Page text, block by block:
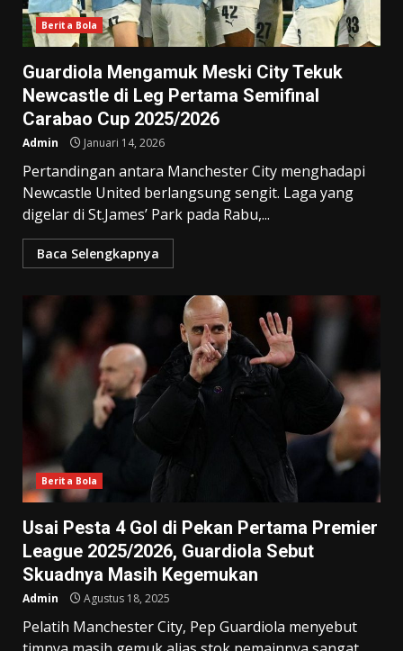
Berita Bola
Guardiola Mengamuk Meski City Tekuk
Newcastle di Leg Pertama Semifinal
Carabao Cup 2025/2026
Admin Januari 14, 2026
Pertandingan antara Manchester City menghadapi
Newcastle United berlangsung sengit. Laga yang
digelar di St.James’ Park pada Rabu,...
Baca Selengkapnya
Berita Bola
Usai Pesta 4 Gol di Pekan Pertama Premier
League 2025/2026, Guardiola Sebut
Skuadnya Masih Kegemukan
Admin Agustus 18, 2025
Pelatih Manchester City, Pep Guardiola menyebut